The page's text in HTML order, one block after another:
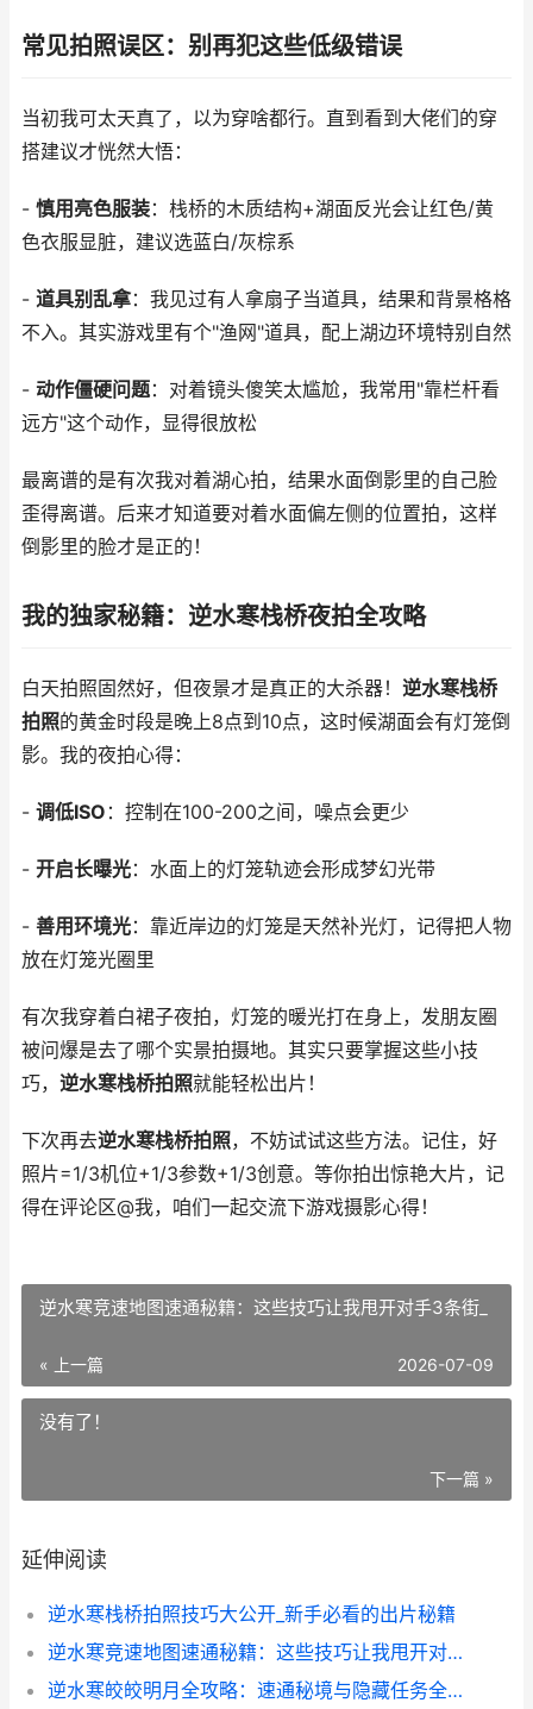
常见拍照误区：别再犯这些低级错误
当初我可太天真了，以为穿啥都行。直到看到大佬们的穿
搭建议才恍然大悟：
- 慎用亮色服装：栈桥的木质结构+湖面反光会让红色/黄
色衣服显脏，建议选蓝白/灰棕系
- 道具别乱拿：我见过有人拿扇子当道具，结果和背景格格
不入。其实游戏里有个"渔网"道具，配上湖边环境特别自然
- 动作僵硬问题：对着镜头傻笑太尴尬，我常用"靠栏杆看
远方"这个动作，显得很放松
最离谱的是有次我对着湖心拍，结果水面倒影里的自己脸
歪得离谱。后来才知道要对着水面偏左侧的位置拍，这样
倒影里的脸才是正的！
我的独家秘籍：逆水寒栈桥夜拍全攻略
白天拍照固然好，但夜景才是真正的大杀器！ 逆水寒栈桥
拍照的黄金时段是晚上8点到10点，这时候湖面会有灯笼倒
影。我的夜拍心得：
- 调低ISO ：控制在100-200之间，噪点会更少
- 开启长曝光：水面上的灯笼轨迹会形成梦幻光带
- 善用环境光：靠近岸边的灯笼是天然补光灯，记得把人物
放在灯笼光圈里
有次我穿着白裙子夜拍，灯笼的暖光打在身上，发朋友圈
被问爆是去了哪个实景拍摄地。其实只要掌握这些小技
巧， 逆水寒栈桥拍照就能轻松出片！
下次再去逆水寒栈桥拍照，不妨试试这些方法。记住，好
照片=1/3机位+1/3参数+1/3创意。等你拍出惊艳大片，记
得在评论区@我，咱们一起交流下游戏摄影心得！
逆水寒竞速地图速通秘籍：这些技巧让我甩开对手3条街_
« 上一篇 2026-07-09
没有了！
下一篇 »
延伸阅读
逆水寒栈桥拍照技巧大公开_新手必看的出片秘籍
逆水寒竞速地图速通秘籍：这些技巧让我甩开对手3条街_
逆水寒皎皎明月全攻略：速通秘境与隐藏任务全解析